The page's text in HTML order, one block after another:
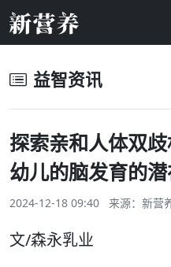
益智资讯
探索亲和人体双
幼儿的脑发育的
2024-12-18 09:40 来源： 新营
文/森永乳业